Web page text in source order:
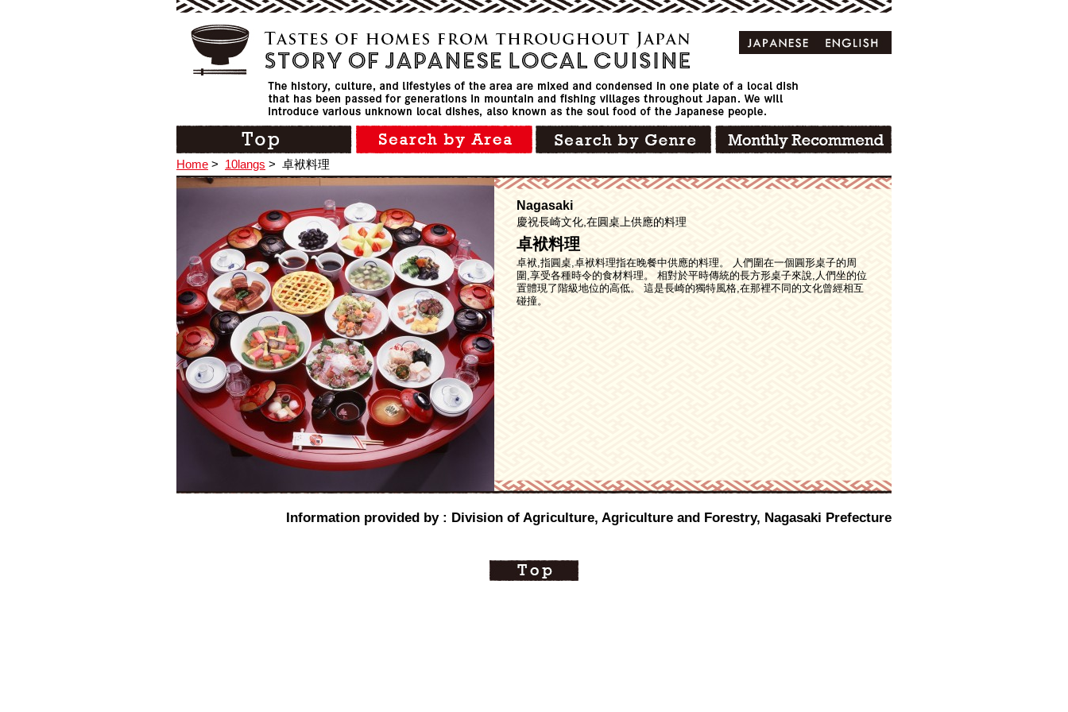
Home > 10langs > 卓袱料理
Nagasaki
慶祝長崎文化,在圓桌上供應的料理
卓袱料理
卓袱,指圓桌,卓袱料理指在晚餐中供應的料理。 人們圍在一個圓形桌子的周
圍,享受各種時令的食材料理。 相對於平時傳統的長方形桌子來說,人們坐的位
置體現了階級地位的高低。 這是長崎的獨特風格,在那裡不同的文化曾經相互
碰撞。
Information provided by : Division of Agriculture, Agriculture and Forestry, Nagasaki Prefecture